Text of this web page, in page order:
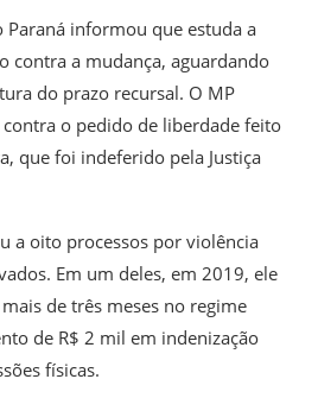
informou que estuda a
contra a mudança, aguardando
do prazo recursal. O MP
o pedido de liberdade feito
que foi indeferido pela Justiça
a oito processos por violência
Em um deles, em 2019, ele
de três meses no regime
de R$ 2 mil em indenização
físicas.